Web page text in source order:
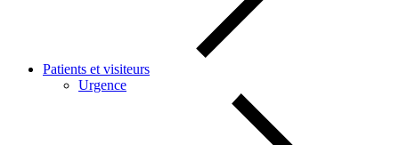
Patients et visiteurs
Urgence